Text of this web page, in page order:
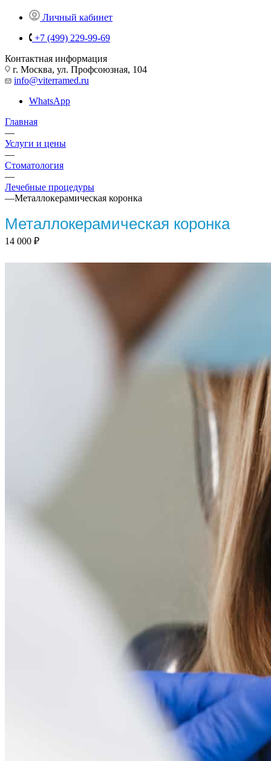
Личный кабинет
+7 (499) 229-99-69
Контактная информация
г. Москва, ул. Профсоюзная, 104
info@viterramed.ru
WhatsApp
Главная
—
Услуги и цены
—
Стоматология
—
Лечебные процедуры
—Металлокерамическая коронка
Металлокерамическая коронка
14 000 ₽